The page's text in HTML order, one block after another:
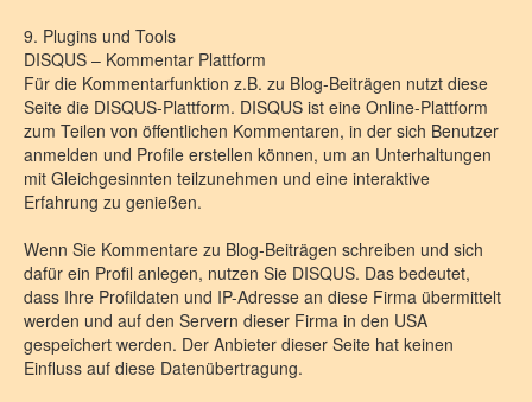
9. Plugins und Tools
DISQUS – Kommentar Plattform
Für die Kommentarfunktion z.B. zu Blog-Beiträgen nutzt diese
Seite die DISQUS-Plattform. DISQUS ist eine Online-Plattform
zum Teilen von öffentlichen Kommentaren, in der sich Benutzer
anmelden und Profile erstellen können, um an Unterhaltungen
mit Gleichgesinnten teilzunehmen und eine interaktive
Erfahrung zu genießen.
Wenn Sie Kommentare zu Blog-Beiträgen schreiben und sich
dafür ein Profil anlegen, nutzen Sie DISQUS. Das bedeutet,
dass Ihre Profildaten und IP-Adresse an diese Firma übermittelt
werden und auf den Servern dieser Firma in den USA
gespeichert werden. Der Anbieter dieser Seite hat keinen
Einfluss auf diese Datenübertragung.